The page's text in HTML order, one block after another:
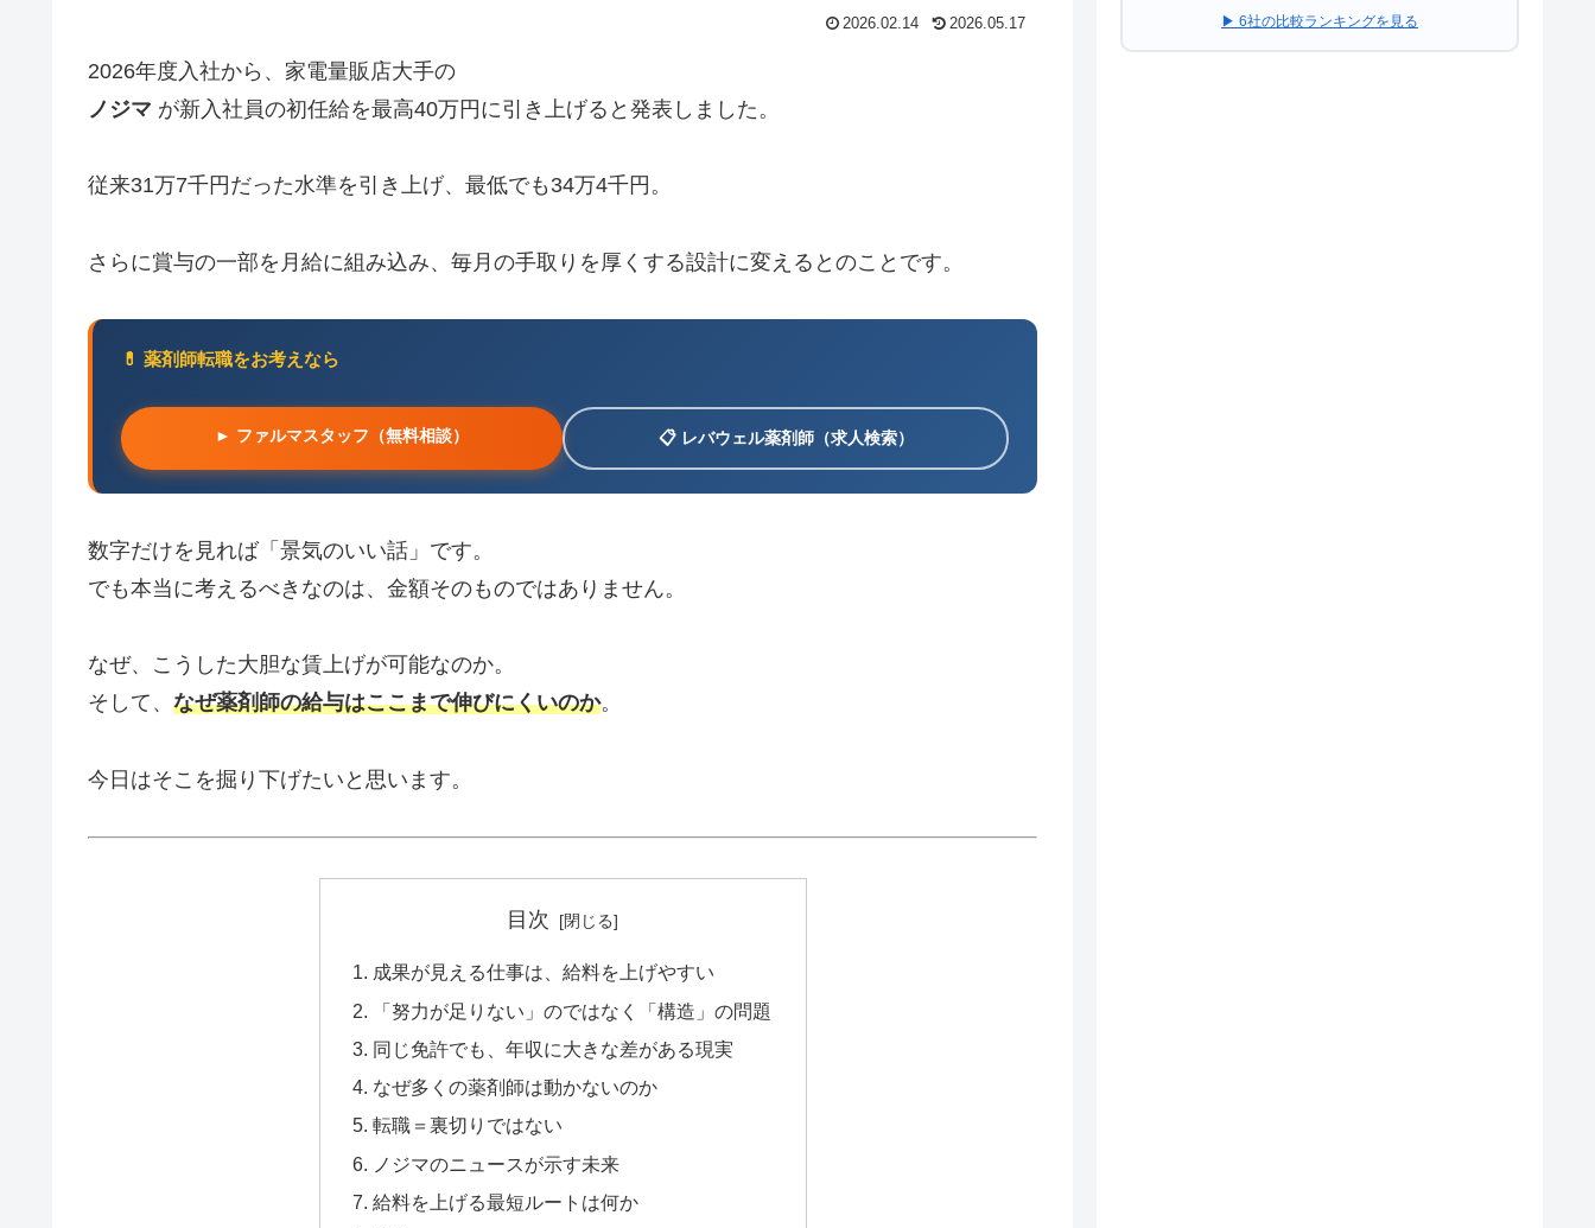
2026.02.14 2026.05.17
2026年度入社から、家電量販店大手の
ノジマ が新入社員の初任給を最高40万円に引き上げると発表しました。
従来31万7千円だった水準を引き上げ、最低でも34万4千円。
さらに賞与の一部を月給に組み込み、毎月の手取りを厚くする設計に変えるとのことです。
💊 薬剤師転職をお考えなら
► ファルマスタッフ（無料相談） 📋 レバウェル薬剤師（求人検索）
数字だけを見れば「景気のいい話」です。
でも本当に考えるべきなのは、金額そのものではありません。
なぜ、こうした大胆な賃上げが可能なのか。
そして、 なぜ薬剤師の給与はここまで伸びにくいのか。
今日はそこを掘り下げたいと思います。
目次
成果が見える仕事は、給料を上げやすい
「努力が足りない」のではなく「構造」の問題
同じ免許でも、年収に大きな差がある現実
なぜ多くの薬剤師は動かないのか
転職＝裏切りではない
ノジマのニュースが示す未来
給料を上げる最短ルートは何か
▶ 6社の比較ランキングを見る